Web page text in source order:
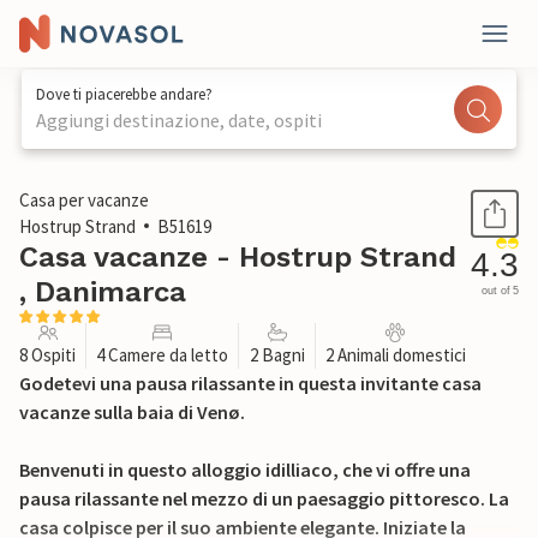
Dove ti piacerebbe andare?
Aggiungi destinazione, date, ospiti
1 / 26
Casa per vacanze
Hostrup Strand
B51619
Casa vacanze - Hostrup Strand
, Danimarca
4.3
out of 5
8 Ospiti 4 Camere da letto 2 Bagni 2 Animali domestici
Godetevi una pausa rilassante in questa invitante casa
vacanze sulla baia di Venø.
Benvenuti in questo alloggio idilliaco, che vi offre una
pausa rilassante nel mezzo di un paesaggio pittoresco. La
casa colpisce per il suo ambiente elegante. Iniziate la